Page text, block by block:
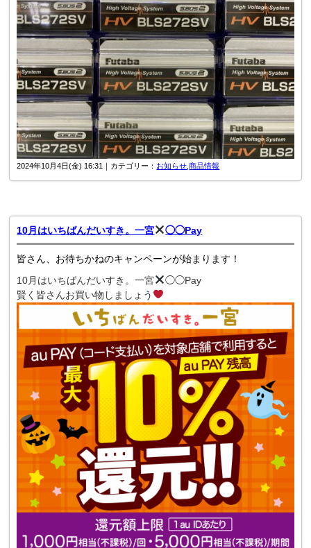
2024年10月4日(金) 16:31｜カテゴリー： お知らせ ,商品情報
10月はいちばんだいすき。一宮 ◯◯Pay
皆さん、お待ちかねのキャンペーンが始まります！
10月はいちばんだいすき。一宮
◯◯Pay
賢く皆さんお買い物しましょう